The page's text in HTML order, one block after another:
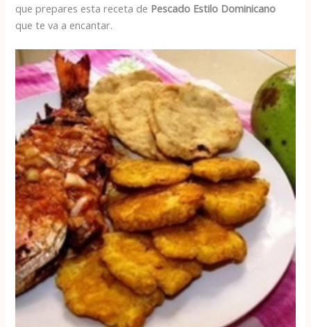
que prepares esta receta de Pescado Estilo Dominicano
que te va a encantar.